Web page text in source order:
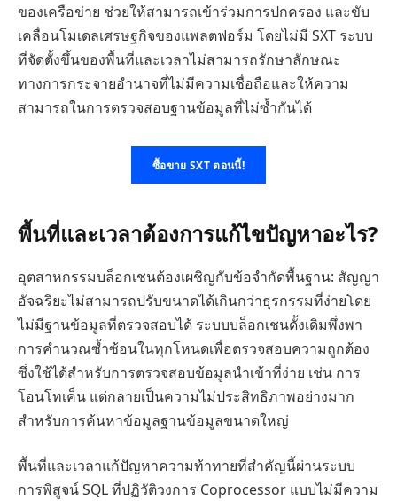
ของเครือข่าย ช่วยให้สามารถเข้าร่วมการปกครอง และขับ
เคลื่อนโมเดลเศรษฐกิจของแพลตฟอร์ม โดยไม่มี SXT ระบบ
ที่จัดตั้งขึ้นของพื้นที่และเวลาไม่สามารถรักษาลักษณะ
ทางการกระจายอำนาจที่ไม่มีความเชื่อถือและให้ความ
สามารถในการตรวจสอบฐานข้อมูลที่ไม่ซ้ำกันได้
ซื้อขาย SXT ตอนนี้!
พื้นที่และเวลาต้องการแก้ไขปัญหาอะไร?
อุตสาหกรรมบล็อกเชนต้องเผชิญกับข้อจำกัดพื้นฐาน: สัญญา
อัจฉริยะไม่สามารถปรับขนาดได้เกินกว่าธุรกรรมที่ง่ายโดย
ไม่มีฐานข้อมูลที่ตรวจสอบได้ ระบบบล็อกเชนดั้งเดิมพึ่งพา
การคำนวณซ้ำซ้อนในทุกโหนดเพื่อตรวจสอบความถูกต้อง
ซึ่งใช้ได้สำหรับการตรวจสอบข้อมูลนำเข้าที่ง่าย เช่น การ
โอนโทเค็น แต่กลายเป็นความไม่ประสิทธิภาพอย่างมาก
สำหรับการค้นหาข้อมูลฐานข้อมูลขนาดใหญ่
พื้นที่และเวลาแก้ปัญหาความท้าทายที่สำคัญนี้ผ่านระบบ
การพิสูจน์ SQL ที่ปฏิวัติวงการ Coprocessor แบบไม่มีความ